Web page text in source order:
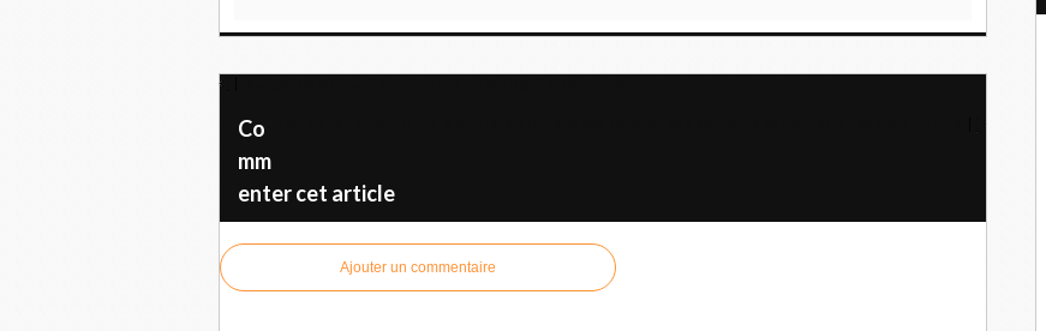
Co
mm
enter cet article
Ajouter un commentaire